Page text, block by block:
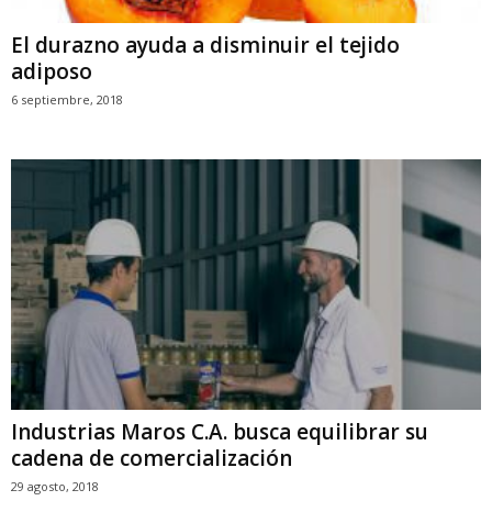
El durazno ayuda a disminuir el tejido
adiposo
6 septiembre, 2018
Industrias Maros C.A. busca equilibrar su
cadena de comercialización
29 agosto, 2018